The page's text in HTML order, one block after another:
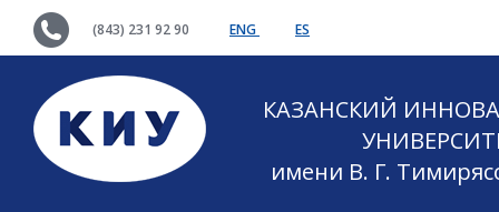
(843) 231 92 90 ENG ES
КАЗАНСКИЙ
имени В. Г.